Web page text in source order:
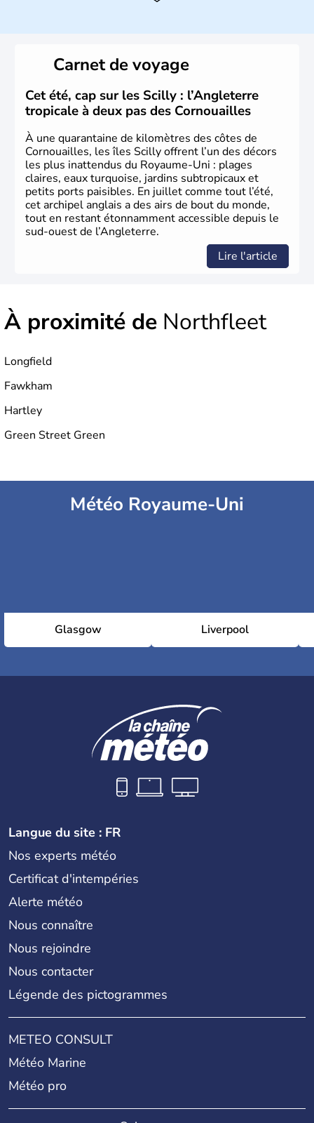
Histoire et administration
L'Angleterre est l’une des quatre nations constitutives du
Royaume-Uni. Elle est peuplée de plus de 50 millions
d’habitants, les Anglais, et constitue à elle seule, près de
84% de la population de l’ensemble. Le pays s’est créé au
Xème siècle et tient son nom desAngles
germanique installé sur ces terres. Première démocratie
parlementaire au monde, elle doit son développement à
l’essor industriel du XIXème siècle.
Carnet de voyage
Cet été, cap sur les Scilly : l’Angleterre
tropicale à deux pas des Cornouailles
À une quarantaine de kilomètres des côtes de
Cornouailles, les îles Scilly offrent l’un des décors
les plus inattendus du Royaume-Uni : plages
claires, eaux turquoise, jardins subtropicaux et
petits ports paisibles. En juillet comme tout l’été,
cet archipel anglais a des airs de bout du monde,
tout en restant étonnamment accessible depuis le
sud-ouest de l’Angleterre.
Lire l'article
À proximité de Northfleet
Longfield
Fawkham
Hartley
Green Street Green
Météo Royaume-Uni
Glasgow Liverpool
Langue du site : FR
Nos experts météo
Certificat d'intempéries
Alerte météo
Nous connaître
Nous rejoindre
Nous contacter
Légende des pictogrammes
METEO CONSULT
Météo Marine
Météo pro